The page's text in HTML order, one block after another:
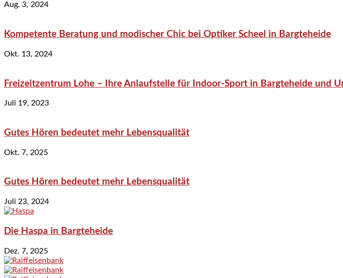
Aug. 3, 2024
Kompetente Beratung und modischer Chic bei Optiker Scheel in Bargteheide
Okt. 13, 2024
Freizeitzentrum Lohe – Ihre Anlaufstelle für Indoor-Sport in Bargteheide und
Juli 19, 2023
Gutes Hören bedeutet mehr Lebensqualität
Okt. 7, 2025
Gutes Hören bedeutet mehr Lebensqualität
Juli 23, 2024
Die Haspa in Bargteheide
Dez. 7, 2025